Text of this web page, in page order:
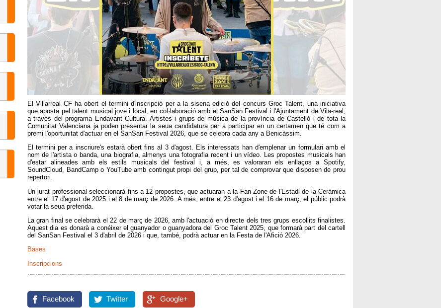
El Villarreal CF ha obert el termini d'inscripció per a la sisena edició del concurs Groc Talent, una iniciativa
que aposta pel talent musical jove i local, en col·laboració amb el SanSan Festival i l'Ajuntament de Vila-real,
a través del programa Endavant Cultura. Artistes i grups de música de la província de Castelló i de tota la
Comunitat Valenciana ja poden presentar la seua candidatura per a participar en un certamen que té com a
premi l'oportunitat d'actuar en el SanSan Festival 2026, que se celebra cada any a Benicàssim.
El termini per a inscriure's estarà obert fins al 3 d'agost. Els interessats han d'emplenar un formulari amb el
nom de l'artista o banda, una biografia, almenys una fotografia recent i un vídeo. Les propostes musicals han
d'estar alineades amb els estils musicals del festival i, a més, es valoraran els enllaços a Spotify,
SoundCloud, BandCamp o YouTube amb contingut propi del grup, per tal de comprovar que disposen de prou
repertori.
Un jurat professional seleccionarà fins a 12 propostes, que actuaran a la Fan Zone de l'Estadi de la Ceràmica
entre el 17 d'agost de 2025 i el 8 de març de 2026. A més, entre el 23 d'agost i el 16 de març, el públic podrà
votar la seua preferida.
La gran final se celebrarà el 22 de març de 2026, amb l'actuació en directe dels tres grups escollits finalistes.
Aquest dia es donarà a conéixer el guanyador o guanyadora del Groc Talent 2025, que formarà part del cartell
del SanSan Festival el 3 d'abril de 2026 i que, també, podrà actuar en la Festa de l'Afició 2026.
Bases
Inscripcions
Facebook Twitter Google+